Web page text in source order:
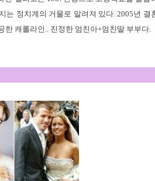
는 정치계의 거물로 알려져 있다. 2005년 결
캐롤라인.. 진정한 엄친아+엄친딸 부부다.